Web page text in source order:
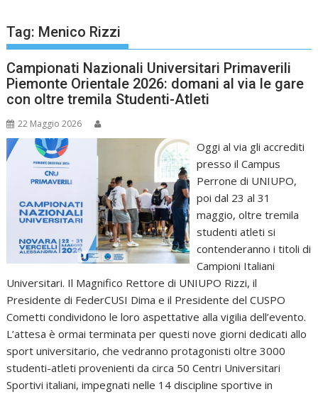
Tag: Menico Rizzi
Campionati Nazionali Universitari Primaverili
Piemonte Orientale 2026: domani al via le gare
con oltre tremila Studenti-Atleti
22 Maggio 2026
Oggi al via gli accrediti
presso il Campus
Perrone di UNIUPO,
poi dal 23 al 31
maggio, oltre tremila
studenti atleti si
contenderanno i titoli di
Campioni Italiani
Universitari. Il Magnifico Rettore di UNIUPO Rizzi, il
Presidente di FederCUSI Dima e il Presidente del CUSPO
Cometti condividono le loro aspettative alla vigilia dell’evento.
L’attesa è ormai terminata per questi nove giorni dedicati allo
sport universitario, che vedranno protagonisti oltre 3000
studenti-atleti provenienti da circa 50 Centri Universitari
Sportivi italiani, impegnati nelle 14 discipline sportive in